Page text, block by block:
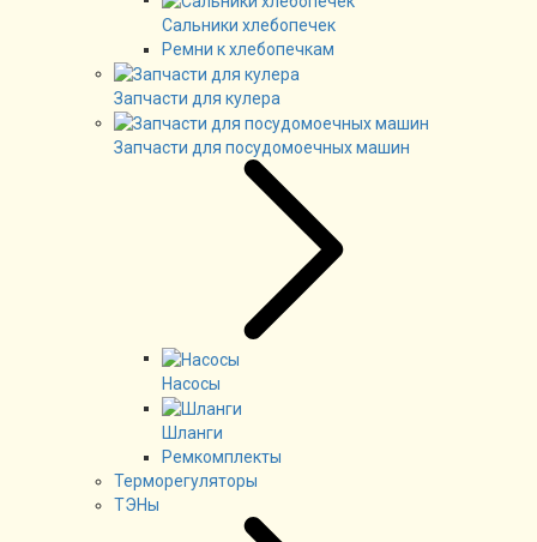
Сальники хлебопечек
Ремни к хлебопечкам
Запчасти для кулера
Запчасти для посудомоечных машин
Насосы
Шланги
Ремкомплекты
Терморегуляторы
ТЭНы